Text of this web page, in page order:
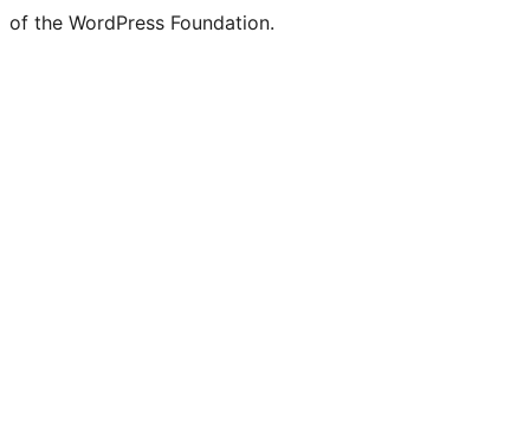
of the WordPress Foundation.